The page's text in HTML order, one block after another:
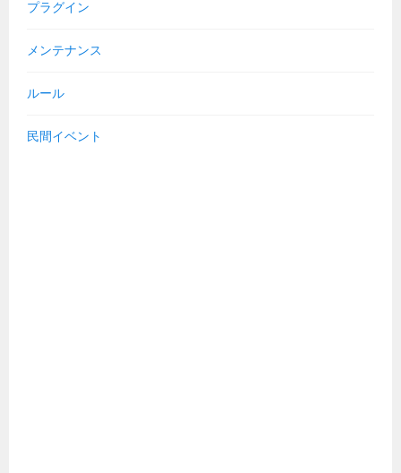
プラグイン
メンテナンス
ルール
民間イベント